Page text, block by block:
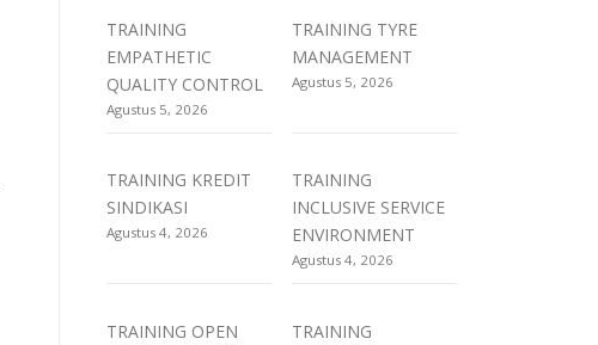
TRAINING
EMPATHETIC
QUALITY CONTROL
Agustus 5, 2026
TRAINING TYRE
MANAGEMENT
Agustus 5, 2026
TRAINING KREDIT
SINDIKASI
Agustus 4, 2026
TRAINING
INCLUSIVE SERVICE
ENVIRONMENT
Agustus 4, 2026
TRAINING OPEN
TRAINING